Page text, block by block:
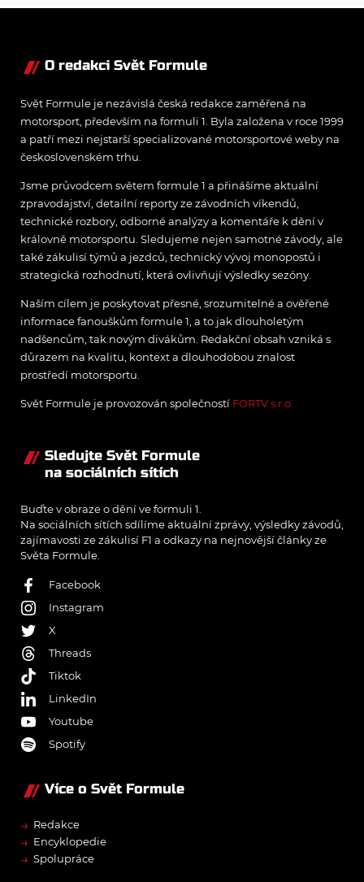
nepovažuje za reálne
O redakci Svět Formule
Svět Formule je nezávislá česká redakce zaměřená na
motorsport, především na formuli 1. Byla založena v roce 1999
a patří mezi nejstarší specializované motorsportové weby na
československém trhu.
Jsme průvodcem světem formule 1 a přinášíme aktuální
zpravodajství, detailní reporty ze závodních víkendů,
technické rozbory, odborné analýzy a komentáře k dění v
královně motorsportu. Sledujeme nejen samotné závody, ale
také zákulisí týmů a jezdců, technický vývoj monopostů i
strategická rozhodnutí, která ovlivňují výsledky sezóny.
Naším cílem je poskytovat přesné, srozumitelné a ověřené
informace fanouškům formule 1, a to jak dlouholetým
nadšencům, tak novým divákům. Redakční obsah vzniká s
důrazem na kvalitu, kontext a dlouhodobou znalost
prostředí motorsportu.
Svět Formule je provozován společností FORTV s.r.o.
Sledujte Svět Formule
na sociálních sítích
Buďte v obraze o dění ve formuli 1.
Na sociálních sítích sdílíme aktuální zprávy, výsledky závodů,
zajímavosti ze zákulisí F1 a odkazy na nejnovější články ze
Světa Formule.
Facebook
Instagram
X
Threads
Tiktok
LinkedIn
Youtube
Spotify
Více o Svět Formule
→ Redakce
→ Encyklopedie
→ Spolupráce